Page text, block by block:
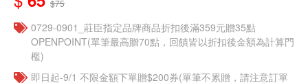
$75
0729-0901_莊臣指定品牌商品折扣後滿359元贈35點
OPENPOINT(單筆最高贈70點，回饋皆以折扣後金額為計算門
檻)
即日起-9/1 不限金額下單贈$200券(單筆不累贈，請注意訂單